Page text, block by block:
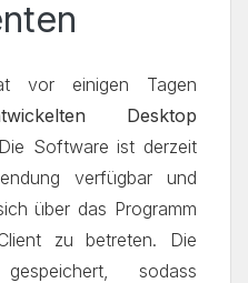
vor einigen Tagen
Desktop
Software ist derzeit
verfügbar und
über das Programm
zu betreten. Die
sodass